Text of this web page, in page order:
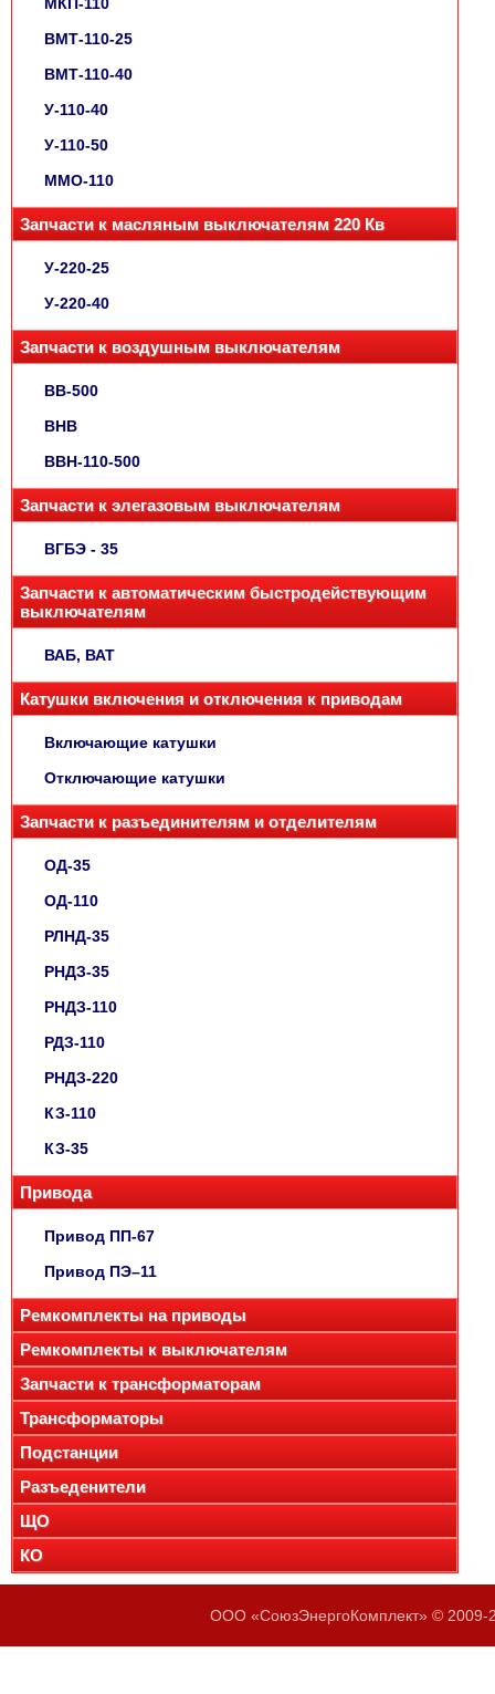
ВМТ-110-25
ВМТ-110-40
У-110-40
У-110-50
ММО-110
Запчасти к масляным выключателям 220 Кв
У-220-25
У-220-40
Запчасти к воздушным выключателям
ВВ-500
ВНВ
ВВН-110-500
Запчасти к элегазовым выключателям
ВГБЭ - 35
Запчасти к автоматическим быстродействующим
выключателям
ВАБ, ВАТ
Катушки включения и отключения к приводам
Включающие катушки
Отключающие катушки
Запчасти к разъединителям и отделителям
ОД-35
ОД-110
РЛНД-35
РНДЗ-35
РНДЗ-110
РДЗ-110
РНДЗ-220
КЗ-110
КЗ-35
Привода
Привод ПП-67
Привод ПЭ–11
Ремкомплекты на приводы
Ремкомплекты к выключателям
Запчасти к трансформаторам
Трансформаторы
Подстанции
Разъеденители
ЩО
КО
ООО «СоюзЭнергоКомплект» © 2009-